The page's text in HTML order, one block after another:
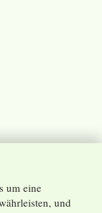
um eine
und